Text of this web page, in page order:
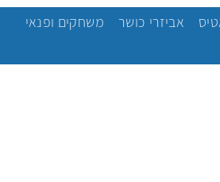
אביזרי כושר
משחקים ופנאי